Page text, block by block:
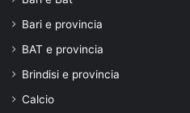
Bari e provincia
BAT e provincia
Brindisi e provincia
Calcio